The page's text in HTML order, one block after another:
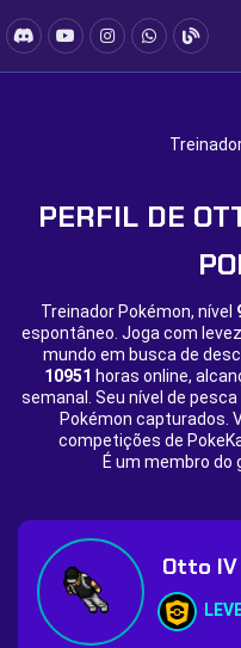
PERFIL DE
Treinador Pokémon, nível
espontâneo. Joga com
mundo em busca de
10951 horas online,
semanal. Seu nível de
Pokémon capturados.
competições de
É um membro do
Otto IV